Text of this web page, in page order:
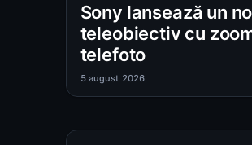
Sony lansează un
teleobiectiv cu
telefoto
5 august 2026